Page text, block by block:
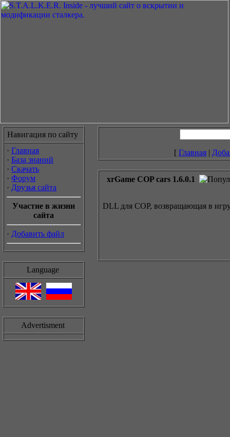
Навигация по сайту
· Главная
· База знаний
· Скачать
· Форум
· Друзья сайта
Участие в жизни
сайта
· Добавить файл
Language
Advertisment
[ Главная |
xrGame COP cars 1.6.0.1
DLL для COP, возвращающая в